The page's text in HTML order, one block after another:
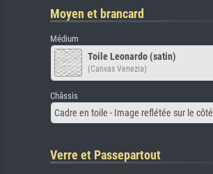
Moyen et brancard
Médium
Toile Leonardo (satin)
(Canvas Venezia)
Châssis
Cadre en toile - Image reflétée sur le côté
Verre et Passepartout